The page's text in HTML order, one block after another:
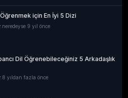
için En İyi 5 Dizi
neredeyse 9 yıl önce
Dil Öğrenebileceğiniz 5 Arkadaşlık
8 yıldan fazla önce